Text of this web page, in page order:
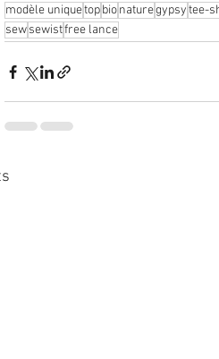
modèle uniquetopbionaturegypsytee-
sewsewistfree lance